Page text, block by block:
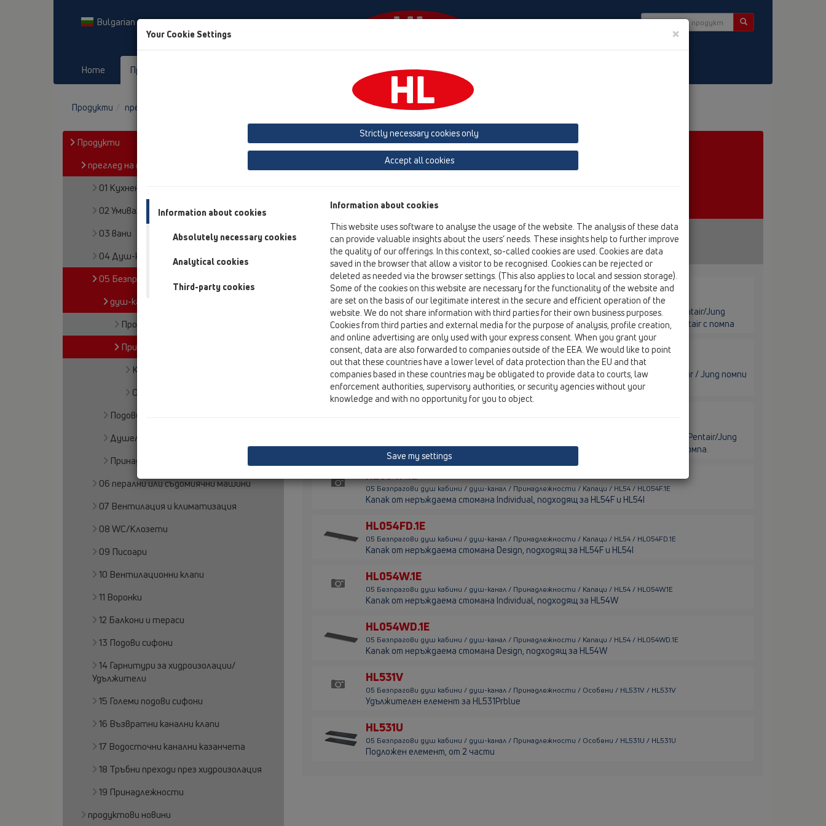
Bulgarian
Home Продукти Фирма HL-House
Продукти преглед на продукта душ-канал Принадлежности
Продукти
преглед на продукта
01 Кухненски сифони
02 Умивалници в баня
03 вани
04 Душ-кабини
05 Безпрагови душ кабини
душ-канал
Продукти
Принадлежности
Капаци
Особени
Подови сифони
Душелемент
Принадлежности
06 перални или съдомиячни машини
07 Вентилация и климатизация
08 WC/Клозети
09 Писоари
10 Вентилационни клапи
11 Воронки
12 Балкони и тераси
13 Подови сифони
14 Гарнитури за хидроизолации/
Удължители
15 Големи подови сифони
16 Възвратни канални клапи
17 Водосточни канални казанчета
18 Тръбни преходи през хидроизолация
19 Принадлежности
продуктови новини
преглед на продукта
05 Безпрагови душ кабини
Принадлежности
Капаци
Особени
HL54F
05 Безпрагови душ кабини / душ-канал / Принадлежности / Капаци / HL54 / HL54F
Линеен сифон от неръждаема стомана Мат за монтаж в равнината за HL-Pentair/Jung
помпи активно отводняване, дължина: 800-1500mm. Подходящ за тялото Pentair с помпа
HL54I
05 Безпрагови душ кабини / душ-канал / Принадлежности / Капаци / HL54 / HL54I
Къс линеен сифон Мат, неръждаема стомана за равнинен монтаж за HL-Pentair / Jung помпи
активно отводняване. Подходящ за тялото Pentair с помпа.
Линеен сифон от неръждаема стомана Мат за монтаж до стена за помпи HL-Pentair/Jung
активно отводняване, дължина: 800-1500 мм. Подходящ за тялото Pentair с помпа.
HL054F.1E
05 Безпрагови душ кабини / душ-канал / Принадлежности / Капаци / HL54 / HL054F.1E
Капак от неръждаема стомана Individual, подходящ за HL54F и HL54I
HL054FD.1E
05 Безпрагови душ кабини / душ-канал / Принадлежности / Капаци / HL54 / HL054FD.1E
Kапак от неръждаема стомана Design, подходящ за HL54F и HL54I
HL054W.1E
05 Безпрагови душ кабини / душ-канал / Принадлежности / Капаци / HL54 / HL054W.1E
Kапак от неръждаема стомана Individual, подходящ за HL54W
HL054WD.1E
05 Безпрагови душ кабини / душ-канал / Принадлежности / Капаци / HL54 / HL054WD.1E
Kапак от неръждаема стомана Design, подходящ за HL54W
HL531V
05 Безпрагови душ кабини / душ-канал / Принадлежности / Особени / HL531V / HL531V
Удължителен елемент за HL531Prblue
HL531U
05 Безпрагови душ кабини / душ-канал / Принадлежности / Особени / HL531U / HL531U
Подложен елемент, от 2 части
Your Cookie Settings ×
Strictly necessary cookies only
Accept all cookies
Information about cookies
Absolutely necessary cookies
Analytical cookies
Third-party cookies
Information about cookies
This website uses software to analyse the usage of the website. The analysis of these data
can provide valuable insights about the users’ needs. These insights help to further improve
the quality of our offerings. In this context, so-called cookies are used. Cookies are data
saved in the browser that allow a visitor to be recognised. Cookies can be rejected or
deleted as needed via the browser settings. (This also applies to local and session storage).
Some of the cookies on this website are necessary for the functionality of the website and
are set on the basis of our legitimate interest in the secure and efficient operation of the
website. We do not share information with third parties for their own business purposes.
Cookies from third parties and external media for the purpose of analysis, profile creation,
and online advertising are only used with your express consent. When you grant your
consent, data are also forwarded to companies outside of the EEA. We would like to point
out that these countries have a lower level of data protection than the EU and that
companies based in these countries may be obligated to provide data to courts, law
enforcement authorities, supervisory authorities, or security agencies without your
knowledge and with no opportunity for you to object.
Save my settings